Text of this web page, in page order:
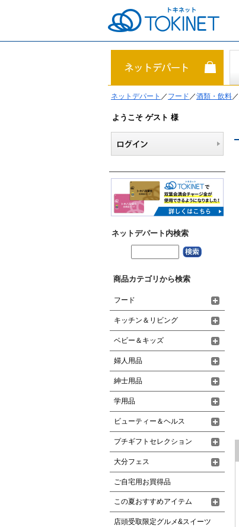
ネットデパート ／ フード ／酒類・飲料／
ようこそ ゲスト 様
ネットデパート内検索
商品カテゴリから検索
フード
キッチン＆リビング
ベビー＆キッズ
婦人用品
紳士用品
学用品
ビューティー＆ヘルス
プチギフトセレクション
大分フェス
ご自宅用お買得品
この夏おすすめアイテム
店頭受取限定グルメ&スイーツ